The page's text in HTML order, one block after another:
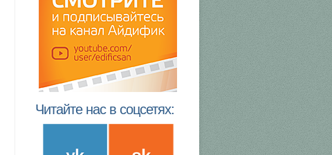
Читайте нас в соцсетях: